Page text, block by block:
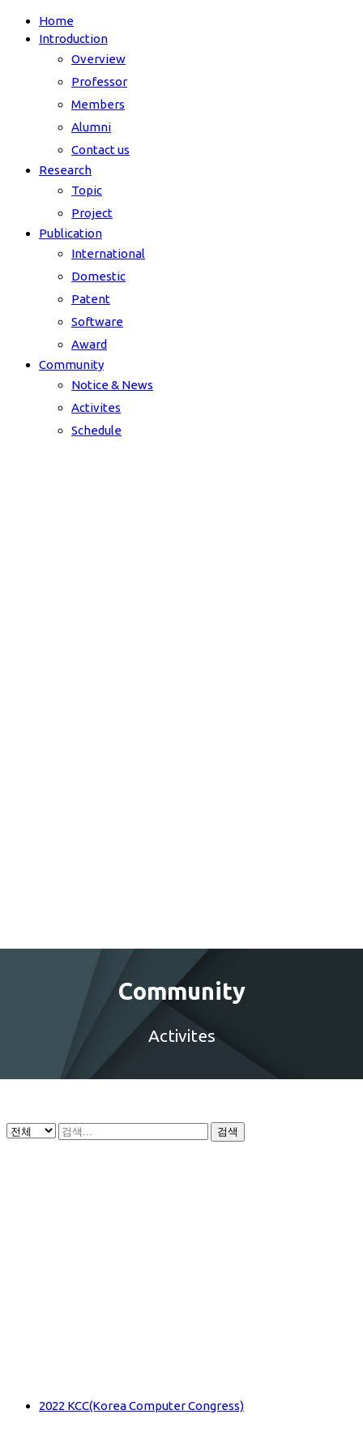
Home
Introduction
Overview
Professor
Members
Alumni
Contact us
Research
Topic
Project
Publication
International
Domestic
Patent
Software
Award
Community
Notice & News
Activites
Schedule
Community
Activites
검색
2022 KCC(Korea Computer Congress)